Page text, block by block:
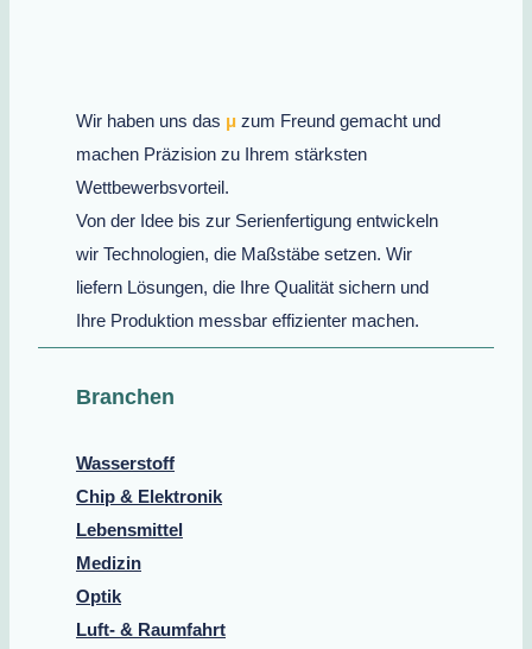
Wir haben uns das μ zum Freund gemacht und
machen Präzision zu Ihrem stärksten
Wettbewerbsvorteil.
Von der Idee bis zur Serienfertigung entwickeln
wir Technologien, die Maßstäbe setzen. Wir
liefern Lösungen, die Ihre Qualität sichern und
Ihre Produktion messbar effizienter machen.
Branchen
Wasserstoff
Chip & Elektronik
Lebensmittel
Medizin
Optik
Luft- & Raumfahrt